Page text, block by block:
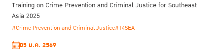
Training on Crime Prevention and Criminal Justice for Southeast
Asia 2025
#Crime Prevention and Criminal Justice#T4SEA
05 ม.ค. 2569